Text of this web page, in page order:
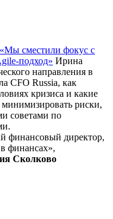
сместили фокус с
подход» Ирина
направления в
CFO Russia, как
кризиса и какие
риски,
советами по
финансовый директор,
финансах»,
Сколково